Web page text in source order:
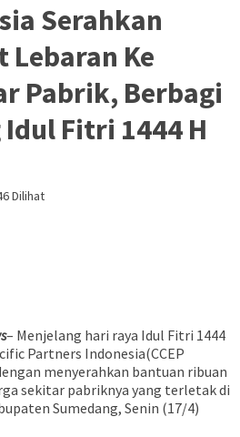
Serahkan
Lebaran Ke
Pabrik, Berbagi
Fitri 1444 H
Dilihat
– Menjelang hari raya Idul Fitri 1444
Partners Indonesia(CCEP
menyerahkan bantuan ribuan
sekitar pabriknya yang terletak di
Sumedang, Senin (17/4)